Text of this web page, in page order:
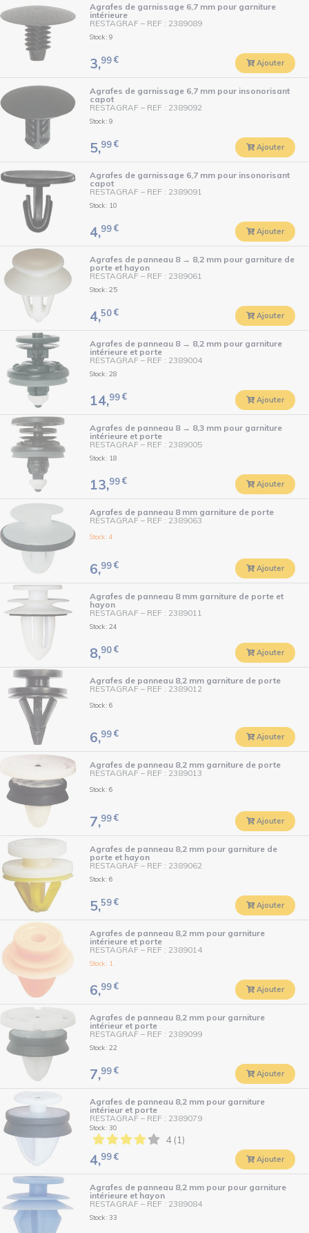
Agrafes de garnissage 6,7 mm pour garniture
intérieure
RESTAGRAF – REF : 2389089
Stock : 9
3,99€ Ajouter
Agrafes de garnissage 6,7 mm pour insonorisant
capot
RESTAGRAF – REF : 2389092
Stock : 9
5,99€ Ajouter
Agrafes de garnissage 6,7 mm pour insonorisant
capot
RESTAGRAF – REF : 2389091
Stock : 10
4,99€ Ajouter
Agrafes de panneau 8 → 8,2 mm pour garniture de
porte et hayon
RESTAGRAF – REF : 2389061
Stock : 25
4,50€ Ajouter
Agrafes de panneau 8 → 8,2 mm pour garniture
intérieure et porte
RESTAGRAF – REF : 2389004
Stock : 28
14,99€ Ajouter
Agrafes de panneau 8 → 8,3 mm pour garniture
intérieure et porte
RESTAGRAF – REF : 2389005
Stock : 18
13,99€ Ajouter
Agrafes de panneau 8 mm garniture de porte
RESTAGRAF – REF : 2389063
Stock : 4
6,99€ Ajouter
Agrafes de panneau 8 mm garniture de porte et
hayon
RESTAGRAF – REF : 2389011
Stock : 24
8,90€ Ajouter
Agrafes de panneau 8,2 mm garniture de porte
RESTAGRAF – REF : 2389012
Stock : 6
6,99€ Ajouter
Agrafes de panneau 8,2 mm garniture de porte
RESTAGRAF – REF : 2389013
Stock : 6
7,99€ Ajouter
Agrafes de panneau 8,2 mm pour garniture de
porte et hayon
RESTAGRAF – REF : 2389062
Stock : 6
5,59€ Ajouter
Agrafes de panneau 8,2 mm pour garniture
intérieure et porte
RESTAGRAF – REF : 2389014
Stock : 1
6,99€ Ajouter
Agrafes de panneau 8,2 mm pour garniture
intérieur et porte
RESTAGRAF – REF : 2389099
Stock : 22
7,99€ Ajouter
Agrafes de panneau 8,2 mm pour garniture
intérieur et porte
RESTAGRAF – REF : 2389079
Stock : 30
4 (1)
4,99€ Ajouter
Agrafes de panneau 8,2 mm pour pour garniture
intérieure et hayon
RESTAGRAF – REF : 2389084
Stock : 33